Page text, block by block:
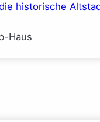
historische
Haus